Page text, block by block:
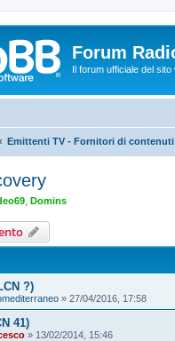
Forum
Il forum ufficiale del
Emittenti TV - Fornitori di contenuti
Domins
?)
» 27/04/2016, 17:58
41)
» 13/02/2014, 15:46